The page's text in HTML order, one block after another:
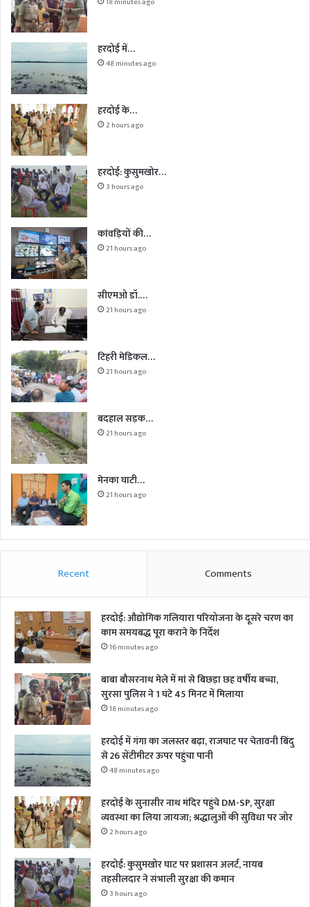
हरदोई में…
48 minutes ago
हरदोई के…
2 hours ago
हरदोई: कुसुमखोर…
3 hours ago
कांवड़ियों की…
21 hours ago
सीएमओ डॉ.…
21 hours ago
टिहरी मेडिकल…
21 hours ago
बदहाल सड़क…
21 hours ago
मेनका घाटी…
21 hours ago
Recent Comments
हरदोई: औद्योगिक गलियारा परियोजना के दूसरे चरण का
काम समयबद्ध पूरा कराने के निर्देश
16 minutes ago
बाबा बौसरनाथ मेले में मां से बिछड़ा छह वर्षीय बच्चा,
सुरसा पुलिस ने 1 घंटे 45 मिनट में मिलाया
18 minutes ago
हरदोई में गंगा का जलस्तर बढ़ा, राजघाट पर चेतावनी बिंदु
से 26 सेंटीमीटर ऊपर पहुंचा पानी
48 minutes ago
हरदोई के सुनासीर नाथ मंदिर पहुंचे DM-SP, सुरक्षा
व्यवस्था का लिया जायजा; श्रद्धालुओं की सुविधा पर जोर
2 hours ago
हरदोई: कुसुमखोर घाट पर प्रशासन अलर्ट, नायब
तहसीलदार ने संभाली सुरक्षा की कमान
3 hours ago